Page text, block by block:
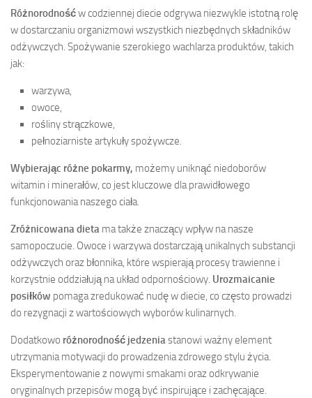
Różnorodnośćw codziennej diecie odgrywa niezwykle istotną rolę
w dostarczaniu organizmowi wszystkich niezbędnych składników
odżywczych. Spożywanie szerokiego wachlarza produktów, takich
jak:
warzywa,
owoce,
rośliny strączkowe,
pełnoziarniste artykuły spożywcze.
Wybierając różne pokarmy, możemy uniknąć niedoborów
witamin i minerałów, co jest kluczowe dla prawidłowego
funkcjonowania naszego ciała.
Zróżnicowana dieta ma także znaczący wpływ na nasze
samopoczucie. Owoce i warzywa dostarczają unikalnych substancji
odżywczych oraz błonnika, które wspierają procesy trawienne i
korzystnie oddziałują na układ odpornościowy. Urozmaicanie
posiłków pomaga zredukować nudę w diecie, co często prowadzi
do rezygnacji z wartościowych wyborów kulinarnych.
Dodatkowo różnorodność jedzeniastanowi ważny element
utrzymania motywacji do prowadzenia zdrowego stylu życia.
Eksperymentowanie z nowymi smakami oraz odkrywanie
oryginalnych przepisów mogą być inspirujące i zachęcające.